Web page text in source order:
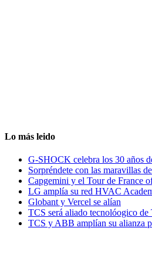
Lo más leido
G-SHOCK celebra los 30 años
Sorpréndete con las maravillas
Capgemini y el Tour de France
LG amplía su red HVAC
Globant y Vercel se alían
TCS será aliado tecnolóogico de
TCS y ABB amplían su alianza